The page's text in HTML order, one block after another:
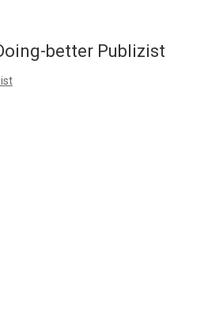
better Publizist